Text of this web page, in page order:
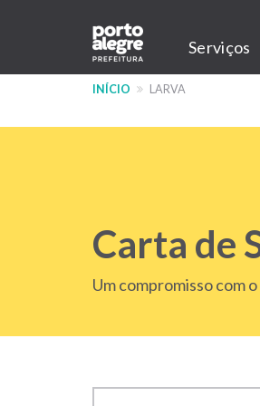
conteúdo
Main
navigation
Serviços
INÍCIO LARVA
Carta de
Um compromisso com